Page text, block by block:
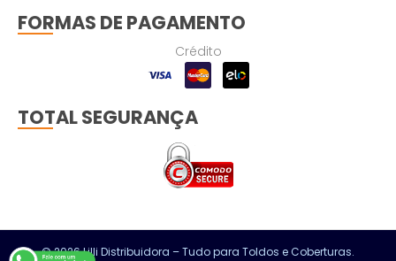
FORMAS DE PAGAMENTO
Crédito
TOTAL SEGURANÇA
© 2026 Lilli Distribuidora – Tudo para Toldos e Coberturas.